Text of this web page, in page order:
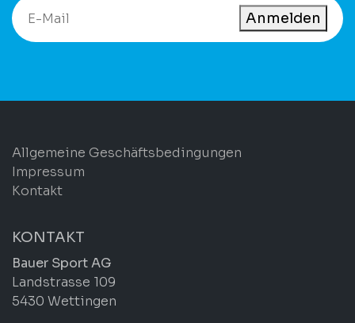
Anmelden
Allgemeine Geschäftsbedingungen
Impressum
Kontakt
KONTAKT
Bauer Sport AG
Landstrasse 109
5430 Wettingen